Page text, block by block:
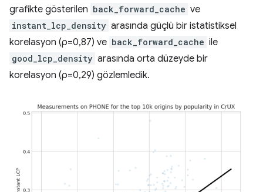
grafikte gösterilen back_forward_cache ve
instant_lcp_density arasında güçlü bir istatistiksel
korelasyon (ρ=0,87) ve back_forward_cache ile
good_lcp_density arasında orta düzeyde bir
korelasyon (ρ=0,29) gözlemledik.